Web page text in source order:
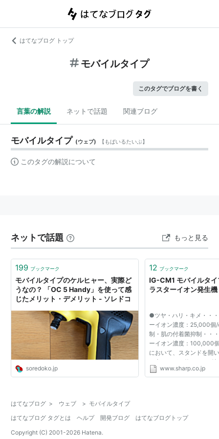
はてなブログ トップ
モバイルタイプ
このタグでブログを書く
言葉の解説 ネットで話題 関連ブログ
モバイルタイプ (ウェブ) 【 もばいるたいぷ】
このタグの解説について
ネットで話題 もっと見る
199 ブックマーク
モバイルタイプのケルヒャー、実際ど
うなの？ 「OC 5 Handy」を使って感
じたメリット・デメリット - ソレドコ
soredoko.jp
12 ブックマーク
IG-CM1 モバイルタ
ラスターイオン発生
●ツヤ・ハリ・キメ・・
ーイオン濃度：25,000
制・肌の付着菌抑制・・
ーイオン濃度：100,000
において、スタンドを開
き出し口から約80cmの
中心に、上方向に20cm
www.sharp.co.jp
はてなブログ > ウェブ > モバイルタイプ
はてなブログ タグとは
ヘルプ 開発ブログ
はてなブログトップ
Copyright (C) 2001-2026 Hatena.